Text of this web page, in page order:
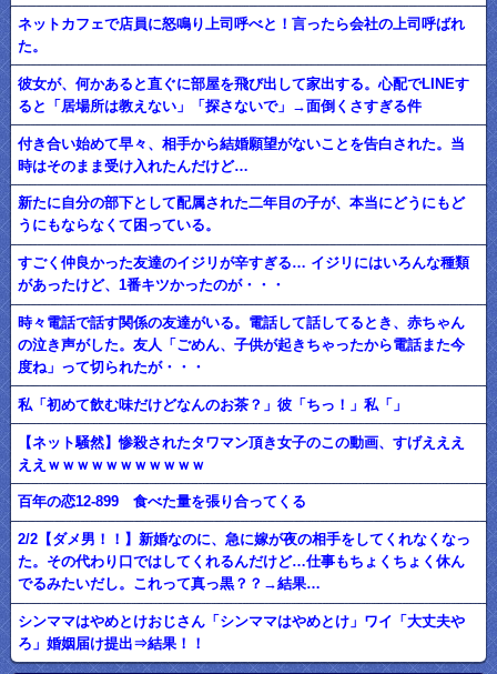
ネットカフェで店員に怒鳴り上司呼べと！言ったら会社の上司呼ばれ
た。
彼女が、何かあると直ぐに部屋を飛び出して家出する。心配でLINEす
ると「居場所は教えない」「探さないで」→面倒くさすぎる件
付き合い始めて早々、相手から結婚願望がないことを告白された。当
時はそのまま受け入れたんだけど…
新たに自分の部下として配属された二年目の子が、本当にどうにもど
うにもならなくて困っている。
すごく仲良かった友達のイジリが辛すぎる… イジリにはいろんな種類
があったけど、1番キツかったのが・・・
時々電話で話す関係の友達がいる。電話して話してるとき、赤ちゃん
の泣き声がした。友人「ごめん、子供が起きちゃったから電話また今
度ね」って切られたが・・・
私「初めて飲む味だけどなんのお茶？」彼「ちっ！」私「」
【ネット騒然】惨殺されたタワマン頂き女子のこの動画、すげえええ
ええｗｗｗｗｗｗｗｗｗｗｗ
百年の恋12-899 食べた量を張り合ってくる
2/2【ダメ男！！】新婚なのに、急に嫁が夜の相手をしてくれなくなっ
た。その代わり口ではしてくれるんだけど…仕事もちょくちょく休ん
でるみたいだし。これって真っ黒？？→結果…
シンママはやめとけおじさん「シンママはやめとけ」ワイ「大丈夫や
ろ」婚姻届け提出⇒結果！！